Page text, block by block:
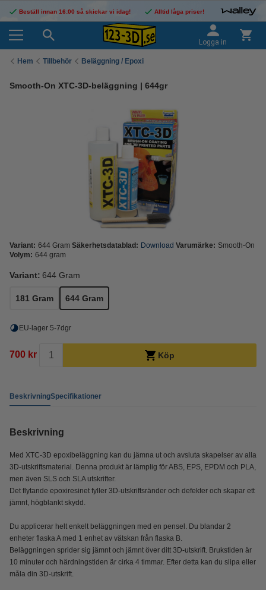
Beställ innan 16:00 så skickar vi idag! Alltid låga priser!
Logga in
Hem Tillbehör Beläggning / Epoxi
Smooth-On XTC-3D-beläggning | 644gr
Variant: 644 Gram Säkerhetsdatablad: Download Varumärke: Smooth-On
Volym: 644 gram
Variant: 644 Gram
181 Gram 644 Gram
EU-lager 5-7dgr
700 kr Köp
BeskrivningSpecifikationer
Beskrivning
Med XTC-3D epoxibeläggning kan du jämna ut och avsluta skapelser av alla
3D-utskriftsmaterial. Denna produkt är lämplig för ABS, EPS, EPDM och PLA,
men även SLS och SLA utskrifter.
Det flytande epoxiresinet fyller 3D-utskriftsränder och defekter och skapar ett
jämnt, högblankt skydd.
Du applicerar helt enkelt beläggningen med en pensel. Du blandar 2
enheter flaska A med 1 enhet av vätskan från flaska B.
Beläggningen sprider sig jämnt och jämnt över ditt 3D-utskrift. Brukstiden är
10 minuter och härdningstiden är cirka 4 timmar. Efter detta kan du slipa eller
måla din 3D-utskrift.